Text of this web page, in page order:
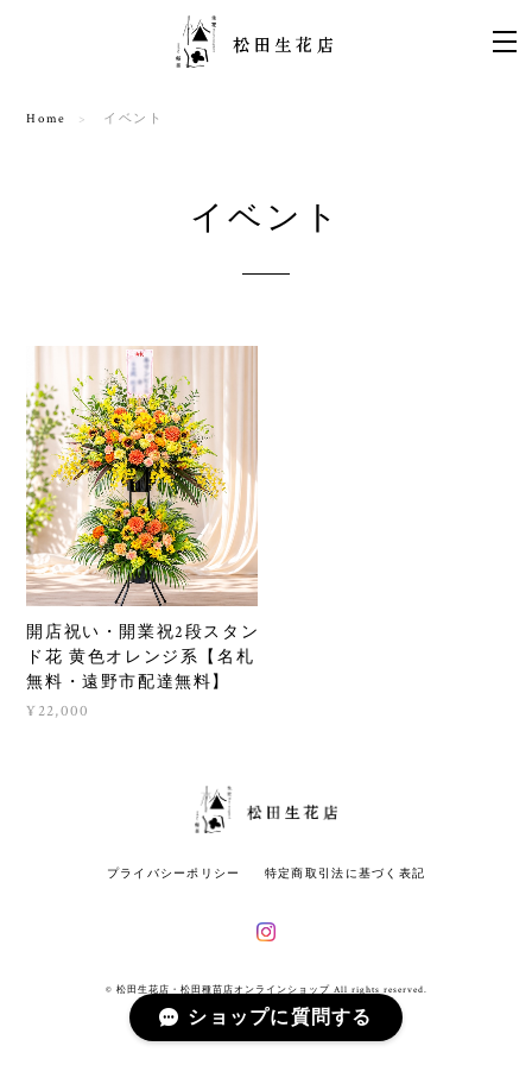
Home イベント
イベント
開店祝い・開業祝2段スタン
ド花 黄色オレンジ系【名札
無料・遠野市配達無料】
¥22,000
プライバシーポリシー 特定商取引法に基づく表記
© 松田生花店・松田種苗店オンラインショップ All rights reserved.
ショップに質問する